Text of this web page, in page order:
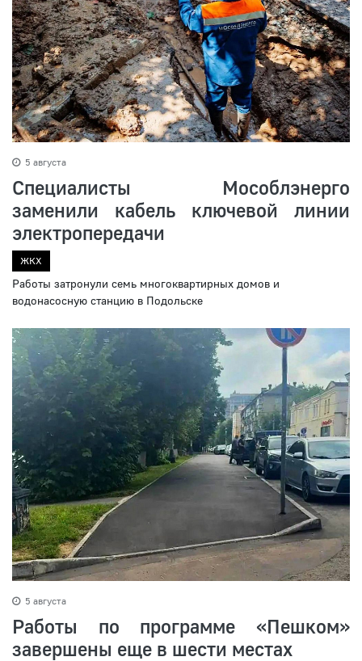
5 августа
Специалисты Мособлэнерго
заменили кабель ключевой линии
электропередачи
ЖКХ
Работы затронули семь многоквартирных домов и
водонасосную станцию в Подольске
5 августа
Работы по программе «Пешком»
завершены еще в шести местах